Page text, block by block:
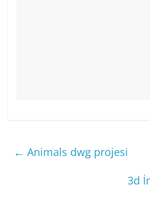
← Animals dwg projesi
3d